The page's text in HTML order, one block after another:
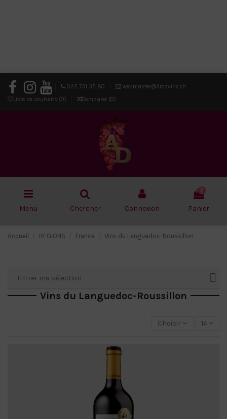
022 731 35 80
webmaster@drozvins.ch
Liste de souhaits (0) Comparer (0)
Menu Chercher Connexion
0
Panier
Accueil REGIONS France Vins du Languedoc-Roussillon
Vins du Languedoc-Roussillon
Choisir 14
Filtrer ma sélection